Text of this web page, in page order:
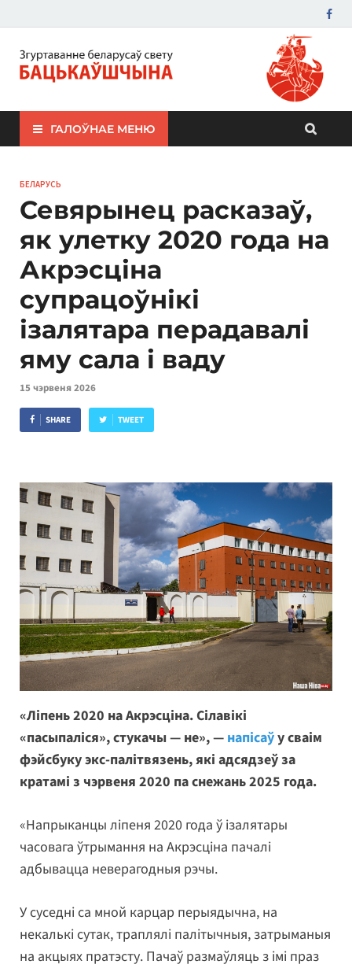
ЗБС "Бацькаўшчына"
ГАЛОЎНАЕ МЕНЮ
БЕЛАРУСЬ
Севярынец расказаў,
як улетку 2020 года на
Акрэсціна
супрацоўнікі
ізалятара перадавалі
яму сала і ваду
15 чэрвеня 2026
SHARE TWEET
«Ліпень 2020 на Акрэсціна. Сілавікі
«пасыпаліся», стукачы — не», — напісаўу сваім
фэйсбуку экс-палітвязень, які адсядзеў за
кратамі з чэрвеня 2020 па снежань 2025 года.
«Напрыканцы ліпеня 2020 года ў ізалятары
часовага ўтрымання на Акрэсціна пачалі
адбывацца неверагодныя рэчы.
У суседні са мной карцар перыядычна, на
некалькі сутак, траплялі палітычныя, затрыманыя
на акцыях пратэсту. Пачаў размаўляць з імі праз